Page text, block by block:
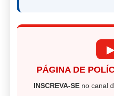
PÁGINA DE
INSCREVA-SE no canal